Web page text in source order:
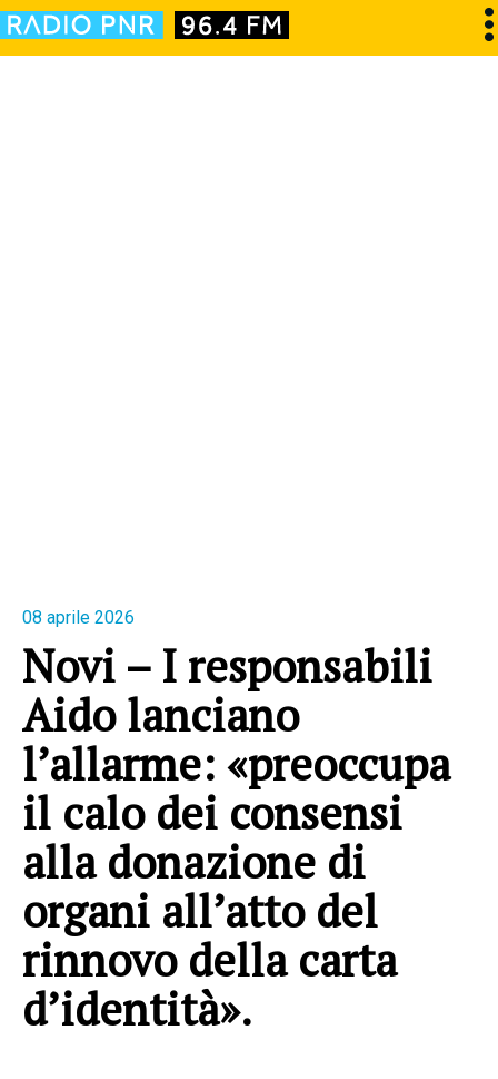
08 aprile 2026
Novi – I responsabili
Aido lanciano
l’allarme: «preoccupa
il calo dei consensi
alla donazione di
organi all’atto del
rinnovo della carta
d’identità».